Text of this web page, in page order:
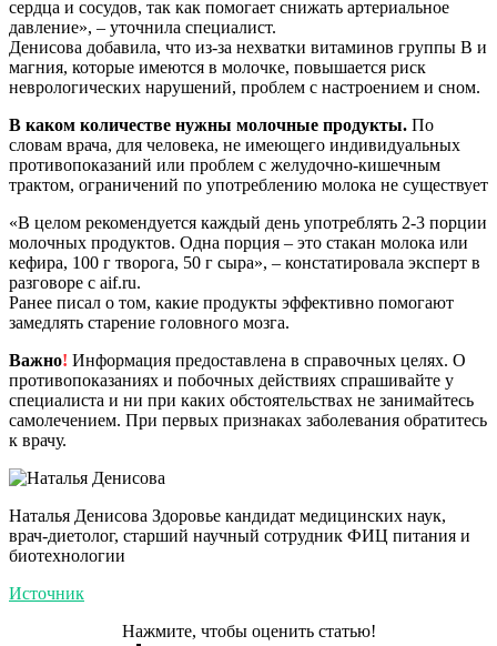
сердца и сосудов, так как помогает снижать артериальное
давление», – уточнила специалист.
Денисова добавила, что из-за нехватки витаминов группы В и
магния, которые имеются в молочке, повышается риск
неврологических нарушений, проблем с настроением и сном.
В каком количестве нужны молочные продукты. По
словам врача, для человека, не имеющего индивидуальных
противопоказаний или проблем с желудочно-кишечным
трактом, ограничений по употреблению молока не существует
«В целом рекомендуется каждый день употреблять 2-3 порции
молочных продуктов. Одна порция – это стакан молока или
кефира, 100 г творога, 50 г сыра», – констатировала эксперт в
разговоре с aif.ru.
Ранее писал о том, какие продукты эффективно помогают
замедлять старение головного мозга.
Важно! Информация предоставлена в справочных целях. О
противопоказаниях и побочных действиях спрашивайте у
специалиста и ни при каких обстоятельствах не занимайтесь
самолечением. При первых признаках заболевания обратитесь
к врачу.
Наталья Денисова Здоровье кандидат медицинских наук,
врач-диетолог, старший научный сотрудник ФИЦ питания и
биотехнологии
Источник
Нажмите, чтобы оценить статью!